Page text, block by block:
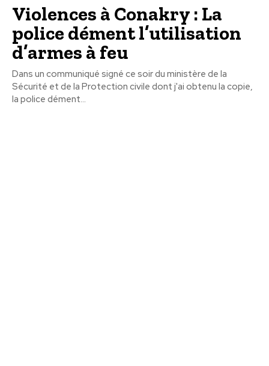
Violences à Conakry : La
police dément l’utilisation
d’armes à feu
Dans un communiqué signé ce soir du ministère de la
Sécurité et de la Protection civile dont j'ai obtenu la copie,
la police dément...